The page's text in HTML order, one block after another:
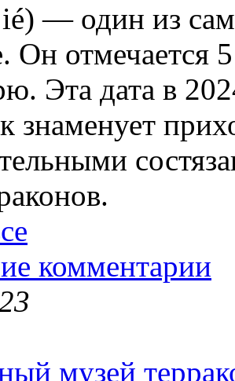
— один из
Он отмечается
Эта дата в
знаменует
комментарии
музей